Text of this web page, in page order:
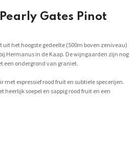
Gates Pinot
het hoogste gedeelte (500m boven zeniveau)
Hermanus in de Kaap. De wijngaarden zijn nog
een ondergrond van graniet.
met expressief rood fruit en subtiele specerijen.
soepel en sappig rood fruit en een